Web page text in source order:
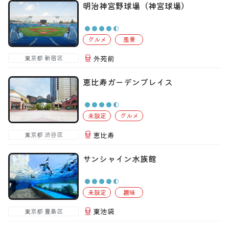
明治神宮野球場（神宮球場）
グルメ 風景
東京都 新宿区 外苑前
恵比寿ガーデンプレイス
未設定 グルメ
東京都 渋谷区 恵比寿
サンシャイン水族館
未設定 趣味
東京都 豊島区 東池袋